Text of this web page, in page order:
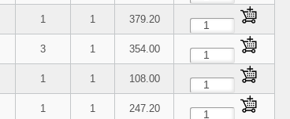
1 1 379.20
3 1 354.00
1 1 108.00
1 1 247.20